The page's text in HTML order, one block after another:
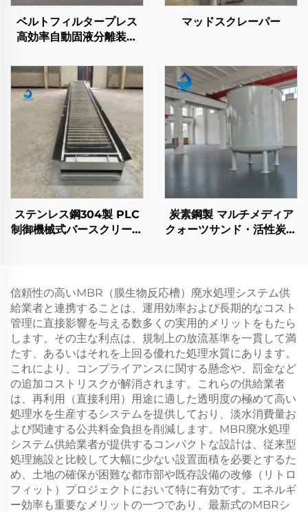
ベルトフィルタープレス
高効率自動固液分離装置
マッドスクレーパー
ステンレス鋼304製 PLC
制御機械式バースクリーン
炭素鋼製 マルチメディア
クォーツサンド・活性炭ろ
信頼性の高いMBR（膜生物反応槽）廃水処理システム供
給業者と連携することは、運用効率および長期的なコスト
管理に直接影響を与える数多くの実用的メリットをもたら
します。その主な利点は、規制上の放流基準を一貫して満
たす、あるいはそれを上回る優れた処理水質にあります。
これにより、コンプライアンスに関する懸念や、罰金など
の追加コストリスクが解消されます。これらの供給業者
は、再利用（直接利用）用途に適した透明度の極めて高い
処理水を生産するシステムを提供しており、淡水消費量お
よび関連する公共料金負担を削減します。MBR廃水処理
システム供給業者が提供するコンパクトな設計は、従来型
処理施設と比較して大幅に少ない設置面積を必要とするた
め、土地の確保が困難な都市部や既存設備の改修（リトロ
フィット）プロジェクトにおいて特に有効です。エネルギ
ー効率も重要なメリットの一つであり、最新式のMBRシ